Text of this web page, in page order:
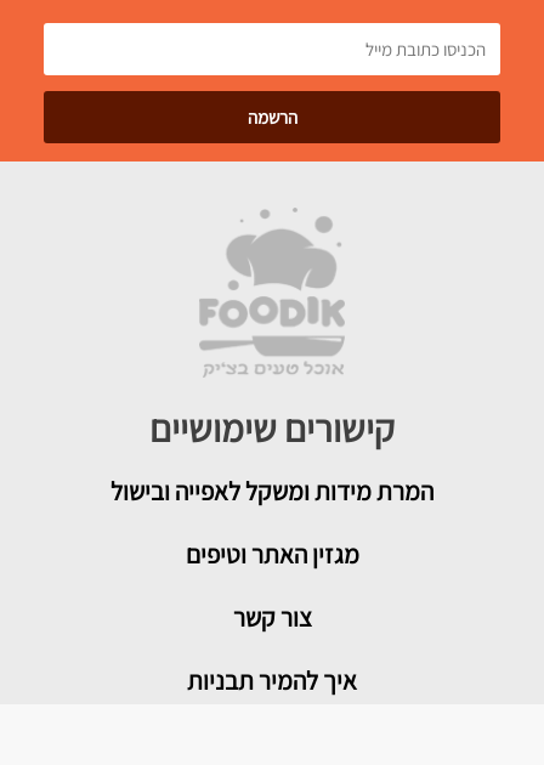
קישורים שימושיים
המרת מידות ומשקל לאפייה ובישול
מגזין האתר וטיפים
צור קשר
איך להמיר תבניות